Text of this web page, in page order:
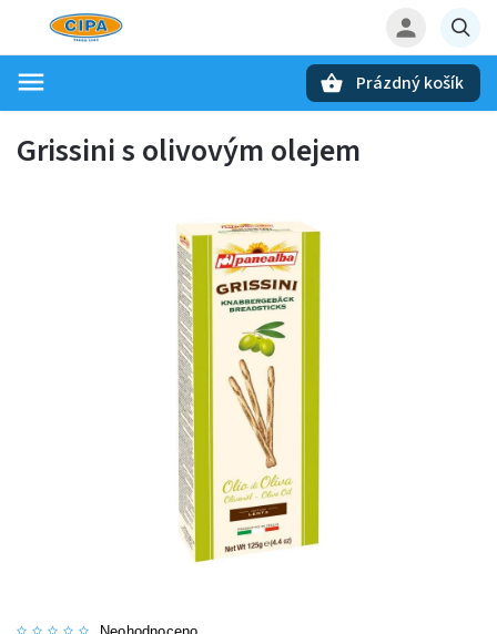
Prázdný košík
Grissini s olivovým olejem